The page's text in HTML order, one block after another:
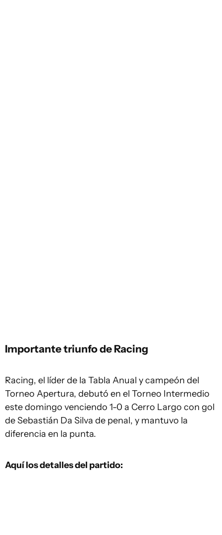
Importante triunfo de Racing
Racing, el líder de la Tabla Anual y campeón del
Torneo Apertura, debutó en el Torneo Intermedio
este domingo venciendo 1-0 a Cerro Largo con gol
de Sebastián Da Silva de penal, y mantuvo la
diferencia en la punta.
Aquí los detalles del partido: